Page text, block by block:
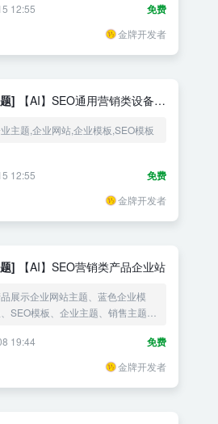
免费
12:55
金牌开发者
] 【AI】SEO通用营销类设备红
主题,企业网站,企业模板,SEO模板
免费
12:55
金牌开发者
] 【AI】SEO营销类产品企业站
展示企业网站主题、蓝色企业模
SEO模板、企业主题、销售主题、
免费
19:44
金牌开发者